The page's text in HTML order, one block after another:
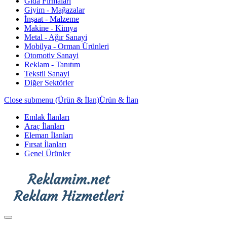
Giyim - Mağazalar
İnşaat - Malzeme
Makine - Kimya
Metal - Ağır Sanayi
Mobilya - Orman Ürünleri
Otomotiv Sanayi
Reklam - Tanıtım
Tekstil Sanayi
Diğer Sektörler
Close submenu (Ürün & İlan)Ürün & İlan
Emlak İlanları
Araç İlanları
Eleman İlanları
Fırsat İlanları
Genel Ürünler